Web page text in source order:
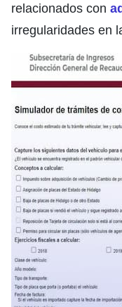
relacionados con
irregularidades en